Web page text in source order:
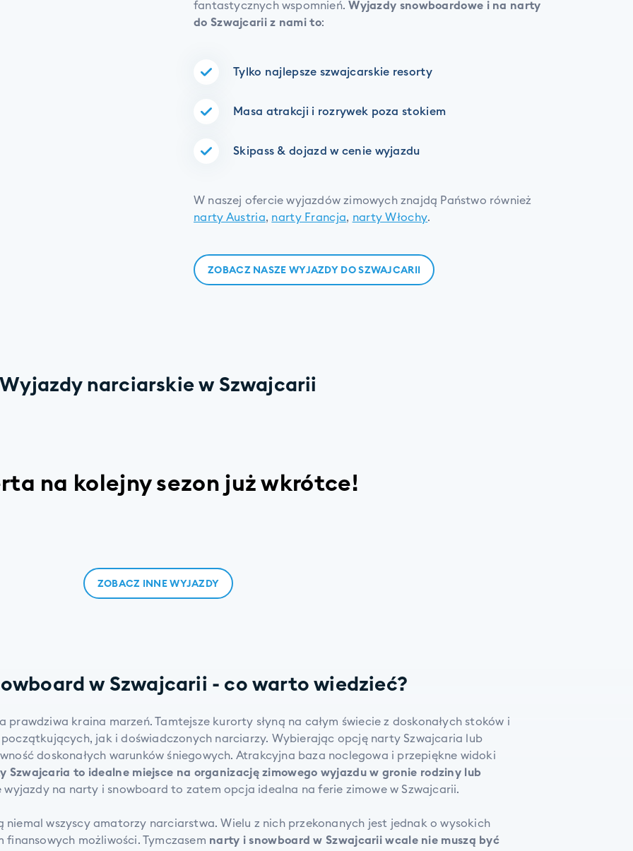
fantastycznych wspomnień.Wyjazdy snowboardowe i na narty
do Szwajcarii z nami to:
Tylko najlepsze szwajcarskie resorty
Masa atrakcji i rozrywek poza stokiem
Skipass & dojazd w cenie wyjazdu
W naszej ofercie wyjazdów zimowych znajdą Państwo również
narty Austria, narty Francja, narty Włochy.
ZOBACZ NASZE WYJAZDY DO SZWAJCARII
Wyjazdy narciarskie w Szwajcarii
na kolejny sezon już wkrótce!
ZOBACZ INNE WYJAZDY
w Szwajcarii - co warto wiedzieć?
kraina marzeń. Tamtejsze kurorty słyną na całym świecie z doskonałych stoków i
jak i doświadczonych narciarzy. Wybierając opcję narty Szwajcaria lub
doskonałych warunków śniegowych. Atrakcyjna baza noclegowa i przepiękne widoki
Szwajcaria to idealne miejsce na organizację zimowego wyjazdu w gronie rodziny lub
wyjazdy na narty i snowboard to zatem opcja idealna na ferie zimowe w Szwajcarii.
niemal wszyscy amatorzy narciarstwa. Wielu z nich przekonanych jest jednak o wysokich
możliwości. Tymczasem narty i snowboard w Szwajcarii wcale nie muszą być